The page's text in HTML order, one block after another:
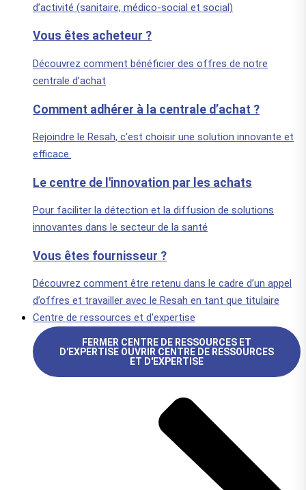
d’activité (sanitaire, médico-social et social)
Vous êtes acheteur ?
Découvrez comment bénéficier des offres de notre
centrale d’achat
Comment adhérer à la centrale d’achat ?
Rejoindre le Resah, c’est choisir une solution innovante et
efficace.
Le centre de l'innovation par les achats
Pour faciliter la détection et la diffusion de solutions
innovantes dans le secteur de la santé
Vous êtes fournisseur ?
Découvrez comment être retenu dans le cadre d’un appel
d’offres et travailler avec le Resah en tant que titulaire
Centre de ressources et d'expertise
FERMER CENTRE DE RESSOURCES ET
D'EXPERTISE OUVRIR CENTRE DE RESSOURCES
ET D'EXPERTISE